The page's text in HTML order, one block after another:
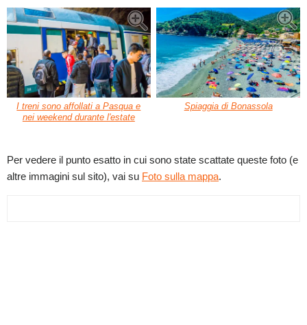
I treni sono affollati a Pasqua e
nei weekend durante l'estate
Spiaggia di Bonassola
Per vedere il punto esatto in cui sono state scattate queste foto (e
altre immagini sul sito), vai su Foto sulla mappa.